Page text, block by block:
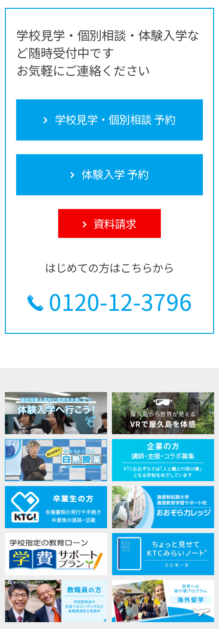
学校見学・個別相談・体験入学な
ど随時受付中です
お気軽にご連絡ください
学校見学・個別相談 予約
体験入学 予約
資料請求
はじめての方はこちらから
0120-12-3796